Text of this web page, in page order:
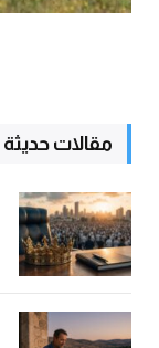
مقالات حديثة